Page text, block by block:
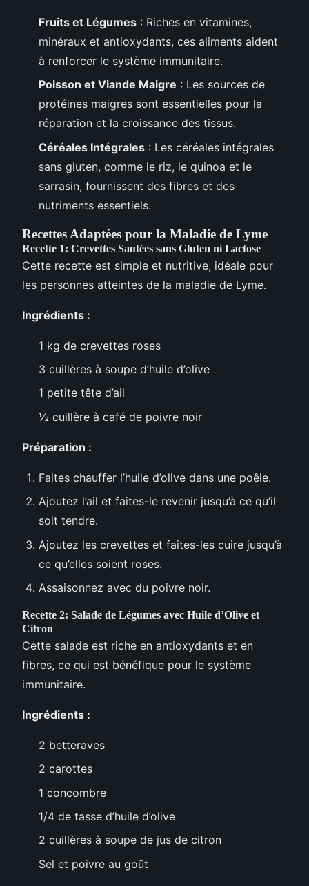
Fruits et Légumes : Riches en vitamines,
minéraux et antioxydants, ces aliments aident
à renforcer le système immunitaire.
Poisson et Viande Maigre : Les sources de
protéines maigres sont essentielles pour la
réparation et la croissance des tissus.
Céréales Intégrales : Les céréales intégrales
sans gluten, comme le riz, le quinoa et le
sarrasin, fournissent des fibres et des
nutriments essentiels.
Recettes Adaptées pour la Maladie de Lyme
Recette 1: Crevettes Sautées sans Gluten ni Lactose
Cette recette est simple et nutritive, idéale pour
les personnes atteintes de la maladie de Lyme.
Ingrédients :
1 kg de crevettes roses
3 cuillères à soupe d’huile d’olive
1 petite tête d’ail
½ cuillère à café de poivre noir
Préparation :
Faites chauffer l’huile d’olive dans une poêle.
Ajoutez l’ail et faites-le revenir jusqu’à ce qu’il
soit tendre.
Ajoutez les crevettes et faites-les cuire jusqu’à
ce qu’elles soient roses.
Assaisonnez avec du poivre noir.
Recette 2: Salade de Légumes avec Huile d’Olive et
Citron
Cette salade est riche en antioxydants et en
fibres, ce qui est bénéfique pour le système
immunitaire.
Ingrédients :
2 betteraves
2 carottes
1 concombre
1/4 de tasse d’huile d’olive
2 cuillères à soupe de jus de citron
Sel et poivre au goût